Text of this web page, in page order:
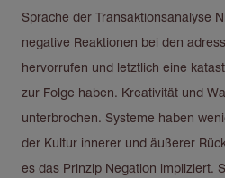
Sprache der Transaktionsanalyse
negative Reaktionen bei den
hervorrufen und letztlich eine
zur Folge haben. Kreativität und
unterbrochen. Systeme haben
der Kultur innerer und äußerer
es das Prinzip Negation impliziert.